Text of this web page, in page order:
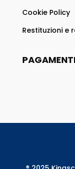
Cookie Policy
Restituzioni e